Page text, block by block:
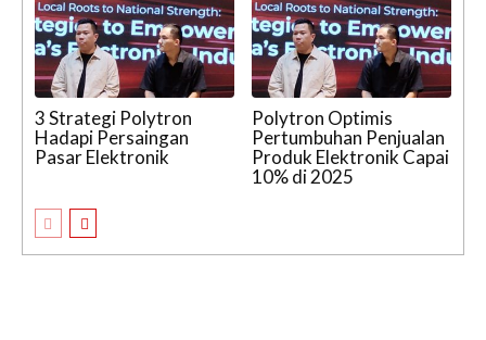
3 Strategi Polytron
Hadapi Persaingan
Pasar Elektronik
Polytron Optimis
Pertumbuhan Penjualan
Produk Elektronik Capai
10% di 2025